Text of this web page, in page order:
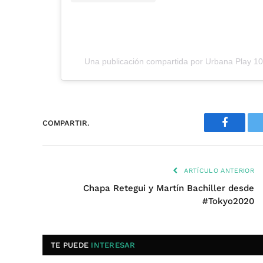
Una publicación compartida por Urbana Play
COMPARTIR.
ARTÍCULO ANTERIOR
Chapa Retegui y Martín Bachiller desde
#Tokyo2020
TE PUEDE INTERESAR